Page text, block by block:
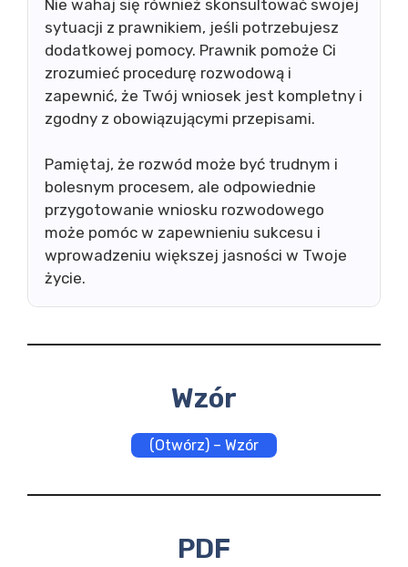
Nie wahaj się również skonsultować swojej
sytuacji z prawnikiem, jeśli potrzebujesz
dodatkowej pomocy. Prawnik pomoże Ci
zrozumieć procedurę rozwodową i
zapewnić, że Twój wniosek jest kompletny i
zgodny z obowiązującymi przepisami.
Pamiętaj, że rozwód może być trudnym i
bolesnym procesem, ale odpowiednie
przygotowanie wniosku rozwodowego
może pomóc w zapewnieniu sukcesu i
wprowadzeniu większej jasności w Twoje
życie.
Wzór
(Otwórz) – Wzór
PDF